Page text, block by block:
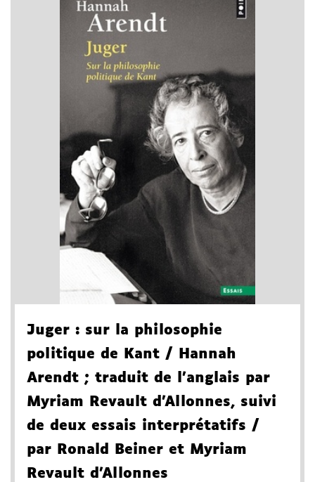
Juger : sur la philosophie
politique de Kant / Hannah
Arendt ; traduit de l'anglais par
Myriam Revault d'Allonnes, suivi
de deux essais interprétatifs /
par Ronald Beiner et Myriam
Revault d'Allonnes